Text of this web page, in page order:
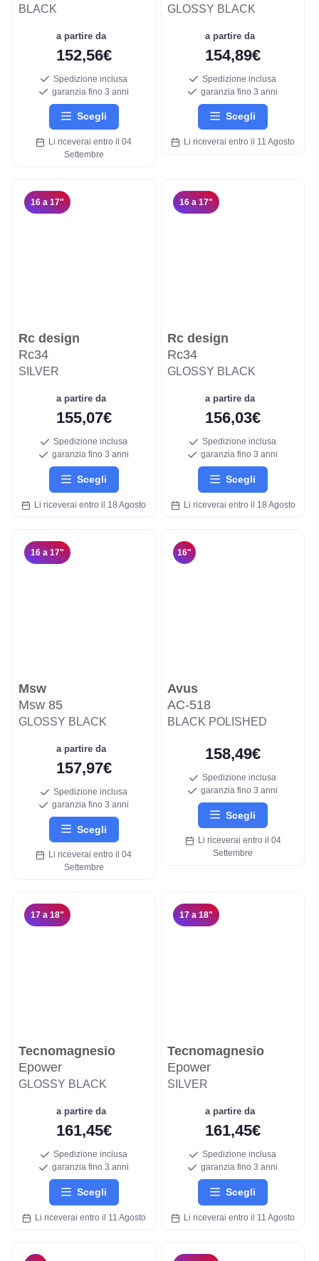
BLACK
a partire da
152,56€
Spedizione inclusa
garanzia fino 3 anni
Scegli
Li riceverai entro il 04
Settembre
GLOSSY BLACK
a partire da
154,89€
Spedizione inclusa
garanzia fino 3 anni
Scegli
Li riceverai entro il 11 Agosto
16 a 17"
Rc design
Rc34
SILVER
a partire da
155,07€
Spedizione inclusa
garanzia fino 3 anni
Scegli
Li riceverai entro il 18 Agosto
16 a 17"
Rc design
Rc34
GLOSSY BLACK
a partire da
156,03€
Spedizione inclusa
garanzia fino 3 anni
Scegli
Li riceverai entro il 18 Agosto
16 a 17"
Msw
Msw 85
GLOSSY BLACK
a partire da
157,97€
Spedizione inclusa
garanzia fino 3 anni
Scegli
Li riceverai entro il 04
Settembre
16"
Avus
AC-518
BLACK POLISHED
158,49€
Spedizione inclusa
garanzia fino 3 anni
Scegli
Li riceverai entro il 04
Settembre
17 a 18"
Tecnomagnesio
Epower
GLOSSY BLACK
a partire da
161,45€
Spedizione inclusa
garanzia fino 3 anni
Scegli
Li riceverai entro il 11 Agosto
17 a 18"
Tecnomagnesio
Epower
SILVER
a partire da
161,45€
Spedizione inclusa
garanzia fino 3 anni
Scegli
Li riceverai entro il 11 Agosto